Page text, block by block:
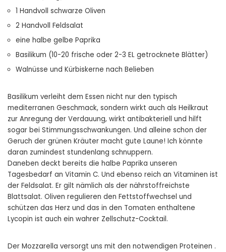
1 Handvoll schwarze Oliven
2 Handvoll Feldsalat
eine halbe gelbe Paprika
Basilikum (10-20 frische oder 2-3 EL getrocknete Blätter)
Walnüsse und Kürbiskerne nach Belieben
Basilikum verleiht dem Essen nicht nur den typisch
mediterranen Geschmack, sondern wirkt auch als Heilkraut
zur Anregung der Verdauung, wirkt antibakteriell und hilft
sogar bei Stimmungsschwankungen. Und alleine schon der
Geruch der grünen Kräuter macht gute Laune! Ich könnte
daran zumindest stundenlang schnuppern.
Daneben deckt bereits die halbe Paprika unseren
Tagesbedarf an Vitamin C. Und ebenso reich an Vitaminen ist
der Feldsalat. Er gilt nämlich als der nährstoffreichste
Blattsalat. Oliven regulieren den Fettstoffwechsel und
schützen das Herz und das in den Tomaten enthaltene
Lycopin ist auch ein wahrer Zellschutz-Cocktail.
Der Mozzarella versorgt uns mit den notwendigen Proteinen .